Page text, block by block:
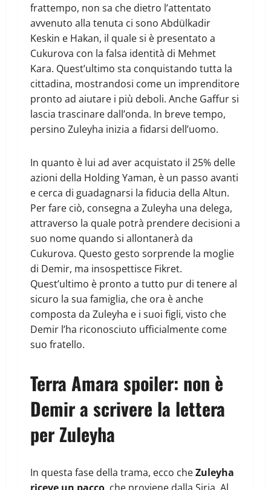
frattempo, non sa che dietro l’attentato
avvenuto alla tenuta ci sono Abdülkadir
Keskin e Hakan, il quale si è presentato a
Cukurova con la falsa identità di Mehmet
Kara. Quest’ultimo sta conquistando tutta la
cittadina, mostrandosi come un imprenditore
pronto ad aiutare i più deboli. Anche Gaffur si
lascia trascinare dall’onda. In breve tempo,
persino Zuleyha inizia a fidarsi dell’uomo.
In quanto è lui ad aver acquistato il 25% delle
azioni della Holding Yaman, è un passo avanti
e cerca di guadagnarsi la fiducia della Altun.
Per fare ciò, consegna a Zuleyha una delega,
attraverso la quale potrà prendere decisioni a
suo nome quando si allontanerà da
Cukurova. Questo gesto sorprende la moglie
di Demir, ma insospettisce Fikret.
Quest’ultimo è pronto a tutto pur di tenere al
sicuro la sua famiglia, che ora è anche
composta da Zuleyha e i suoi figli, visto che
Demir l’ha riconosciuto ufficialmente come
suo fratello.
Terra Amara spoiler: non è
Demir a scrivere la lettera
per Zuleyha
In questa fase della trama, ecco cheZuleyha